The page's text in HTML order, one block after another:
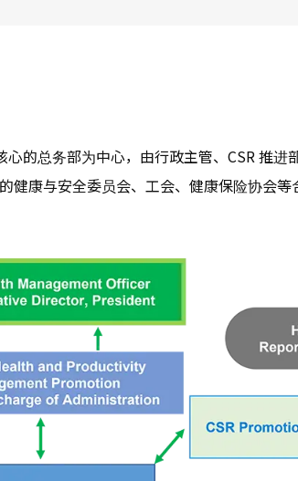
的总务部为中心，由行政主管、CSR 推进
康与安全委员会、工会、健康保险协会